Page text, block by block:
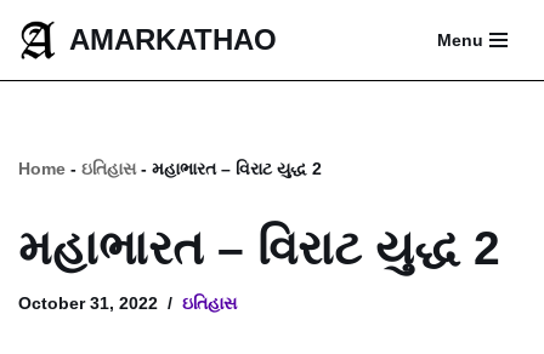
Skip
AMARKATHAO Menu
Home - ઇતિહાસ- મહાભારત – વિરાટ યુદ્ધ 2
મહાભારત – વિરાટ યુદ્ધ 2
October 31, 2022 ઇતિહાસ